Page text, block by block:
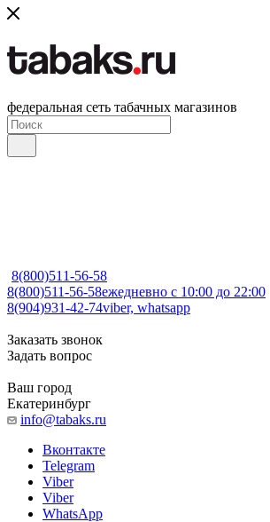
федеральная сеть табачных магазинов
8(800)511-56-58
8(800)511-56-58ежедневно с 10:00 до 22:00
8(904)931-42-74viber, whatsapp
Заказать звонок
Задать вопрос
Ваш город
Екатеринбург
info@tabaks.ru
Вконтакте
Telegram
Viber
Viber
WhatsApp